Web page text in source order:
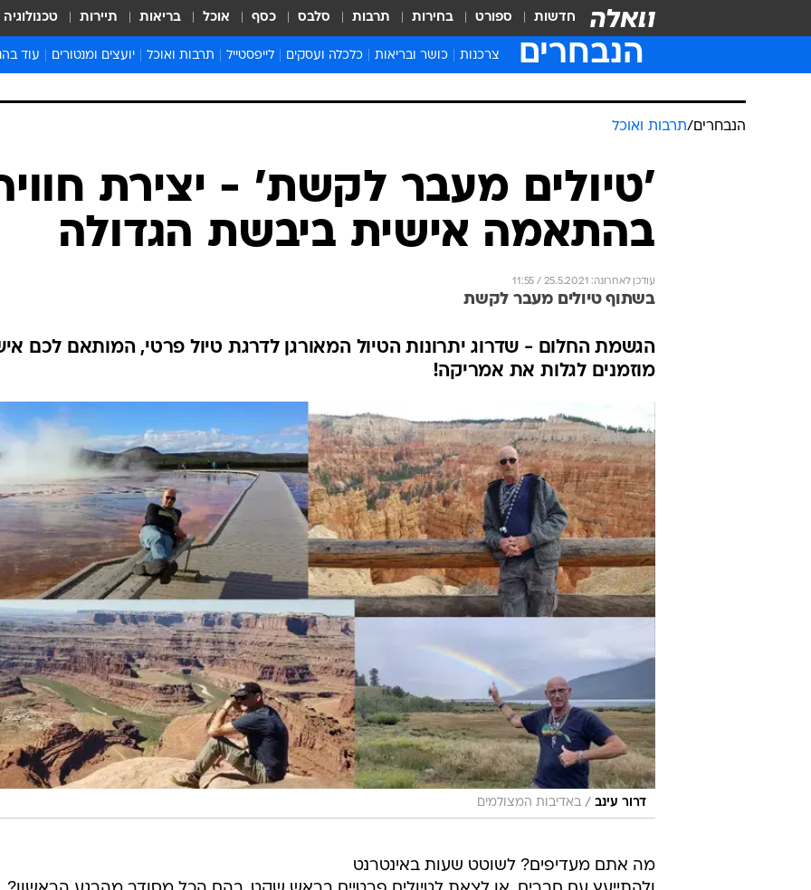
חדשות ספורט בחירות תרבות סלבס כסף אוכל בריאות תיירות טכנולוגיה
הנבחרים צרכנות כושר ובריאות כלכלה ועסקים לייפסטייל תרבות ואוכל יועצים ומנטורים עוד
הנבחרים/תרבות ואוכל
'טיולים מעבר לקשת' - יצירת
בהתאמה אישית ביבשת הגדולה
עודכן לאחרונה: 25.5.2021 / 11:55
בשתוף טיולים מעבר לקשת
הגשמת החלום - שדרוג יתרונות הטיול המאורגן לדרגת טיול פרטי, המותאם לכם
מוזמנים לגלות את אמריקה!
דרור עינב / באדיבות המצולמים
מה אתם מעדיפים? לשוטט שעות באינטרנט